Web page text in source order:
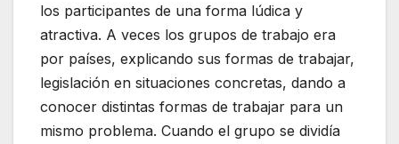
los participantes de una forma lúdica y
atractiva. A veces los grupos de trabajo era
por países, explicando sus formas de trabajar,
legislación en situaciones concretas, dando a
conocer distintas formas de trabajar para un
mismo problema. Cuando el grupo se dividía